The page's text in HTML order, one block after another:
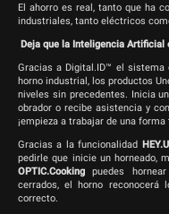
El ahorro es real, tanto que ha
industriales, tanto eléctricos
Deja que la Inteligencia Artificial
Gracias a Digital.ID™ el sistema
horno industrial, los productos
niveles sin precedentes. Inicia
obrador o recibe asistencia y
¡empieza a trabajar de una
Gracias a la funcionalidad
pedirle que inicie un horneado,
OPTIC.Cooking puedes
cerrados, el horno
correcto.